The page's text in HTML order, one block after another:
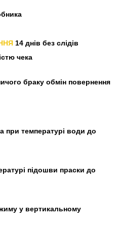
14 днів без слідів
чека
браку обмін повернення
при температурі води до
підошви праски до
у вертикальному